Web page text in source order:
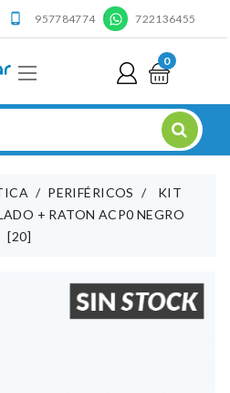
 957784774 ' 722136455
0
PERIFÉRICOS
KIT
+ RATON ACP0 NEGRO
[20]